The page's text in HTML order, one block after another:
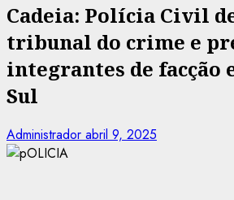
Cadeia: Polícia Civil
tribunal do crime e
integrantes de facção
Sul
Administrador abril 9, 2025